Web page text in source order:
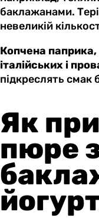
баклажанами.
невеликій
Копчена паприка,
італійських і
підкреслять смак
Як
пюре